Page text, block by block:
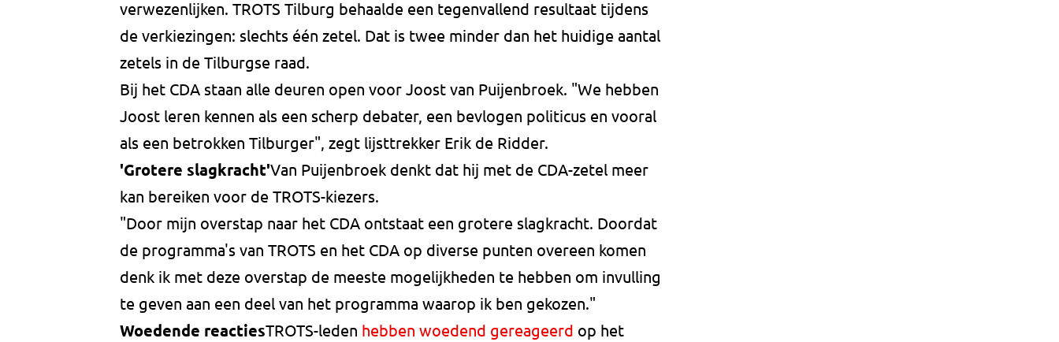
verwezenlijken. TROTS Tilburg behaalde een tegenvallend resultaat tijdens
de verkiezingen: slechts één zetel. Dat is twee minder dan het huidige aantal
zetels in de Tilburgse raad.
Bij het CDA staan alle deuren open voor Joost van Puijenbroek. "We hebben
Joost leren kennen als een scherp debater, een bevlogen politicus en vooral
als een betrokken Tilburger", zegt lijsttrekker Erik de Ridder.
'Grotere slagkracht'Van Puijenbroek denkt dat hij met de CDA-zetel meer
kan bereiken voor de TROTS-kiezers.
"Door mijn overstap naar het CDA ontstaat een grotere slagkracht. Doordat
de programma's van TROTS en het CDA op diverse punten overeen komen
denk ik met deze overstap de meeste mogelijkheden te hebben om invulling
te geven aan een deel van het programma waarop ik ben gekozen."
Woedende reactiesTROTS-leden hebben woedend gereageerd op het